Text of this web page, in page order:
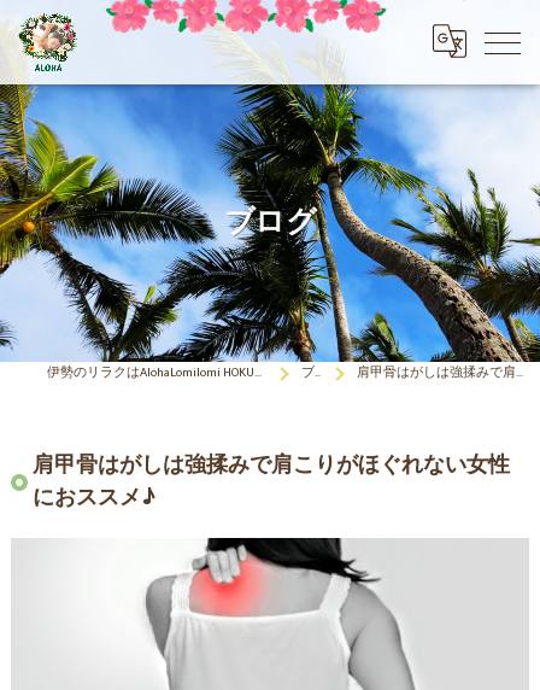
ブログ
伊勢のリラクはAlohaLomilomi HOKULELEcoco(アロハロミロミ ホクレレココ)☆彡 ブログ 肩甲骨はがしは強揉みで肩こりがほぐれない女性におススメ♪
肩甲骨はがしは強揉みで肩こりがほぐれない女性
におススメ♪